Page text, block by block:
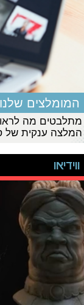
המומלצים
מתלבטים מה
המלצה ענקית של
ווידיאו